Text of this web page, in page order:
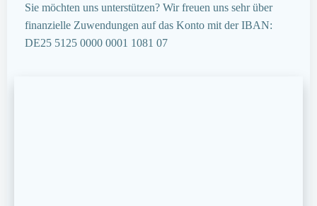
Sie möchten uns unterstützen? Wir freuen uns sehr über
finanzielle Zuwendungen auf das Konto mit der IBAN:
DE25 5125 0000 0001 1081 07